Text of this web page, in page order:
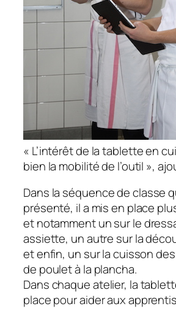
« L’intérêt de la tablette en
bien la mobilité de l’outil »,
Dans la séquence de classe
présenté, il a mis en place
et notamment un sur le
assiette, un autre sur la
et enfin, un sur la cuisson
de poulet à la plancha.
Dans chaque atelier, la
place pour aider aux